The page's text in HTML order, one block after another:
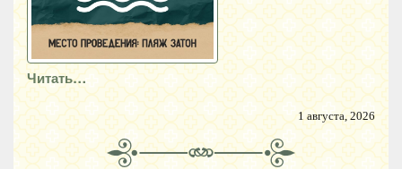
Читать…
1 августа, 2026